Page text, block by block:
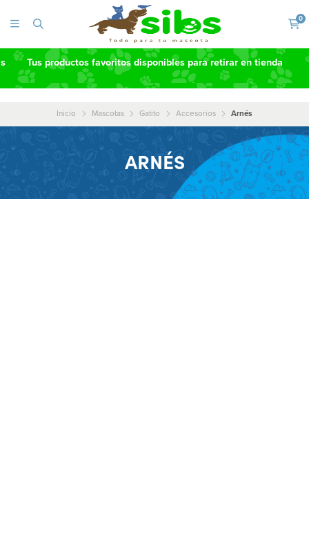
0
Tus productos favoritos disponibles para retirar en tienda
Inicio Mascotas Gatito Accesorios Arnés
ARNÉS